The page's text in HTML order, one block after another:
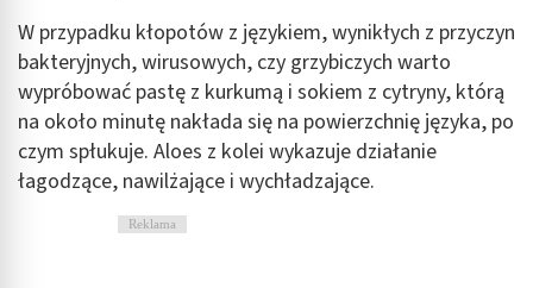
W przypadku kłopotów z językiem, wynikłych z przyczyn
bakteryjnych, wirusowych, czy grzybiczych warto
wypróbować pastę z kurkumą i sokiem z cytryny, którą
na około minutę nakłada się na powierzchnię języka, po
czym spłukuje. Aloes z kolei wykazuje działanie
łagodzące, nawilżające i wychładzające.
Reklama
aktywnie żądanych informacji
Cele przetwarzania inne niż IAB:
Niezbędne
Wydajność (Performance)